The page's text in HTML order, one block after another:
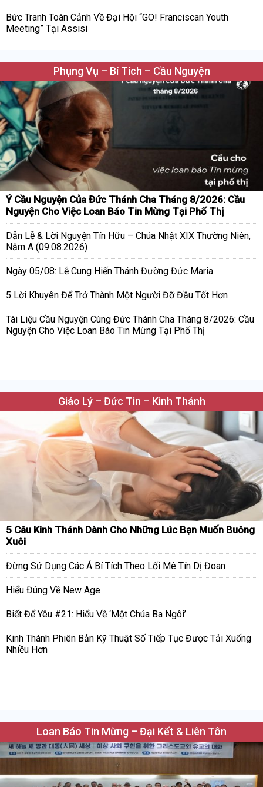
Bức Tranh Toàn Cảnh Về Đại Hội “GO! Franciscan Youth
Meeting” Tại Assisi
Phụng Vụ – Bí Tích – Cầu Nguyện
Ý Cầu Nguyện Của Đức Thánh Cha Tháng 8/2026: Cầu
Nguyện Cho Việc Loan Báo Tin Mừng Tại Phố Thị
Dẫn Lễ & Lời Nguyện Tín Hữu – Chúa Nhật XIX Thường Niên,
Năm A (09.08.2026)
Ngày 05/08: Lễ Cung Hiến Thánh Đường Đức Maria
5 Lời Khuyên Để Trở Thành Một Người Đỡ Đầu Tốt Hơn
Tài Liệu Cầu Nguyện Cùng Đức Thánh Cha Tháng 8/2026: Cầu
Nguyện Cho Việc Loan Báo Tin Mừng Tại Phố Thị
Giáo Lý – Đức Tin – Kinh Thánh
5 Câu Kinh Thánh Dành Cho Những Lúc Bạn Muốn Buông
Xuôi
Đừng Sử Dụng Các Á Bí Tích Theo Lối Mê Tín Dị Đoan
Hiểu Đúng Về New Age
Biết Để Yêu #21: Hiểu Về ‘Một Chúa Ba Ngôi’
Kinh Thánh Phiên Bản Kỹ Thuật Số Tiếp Tục Được Tải Xuống
Nhiều Hơn
Loan Báo Tin Mừng – Đại Kết & Liên Tôn